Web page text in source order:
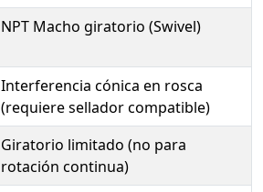
NPT Macho giratorio (Swivel)
Interferencia cónica en rosca
(requiere sellador compatible)
Giratorio limitado (no para
rotación continua)